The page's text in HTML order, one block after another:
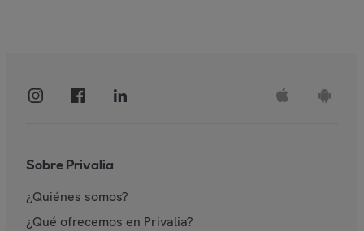
Sobre Privalia
¿Quiénes somos?
¿Qué ofrecemos en Privalia?